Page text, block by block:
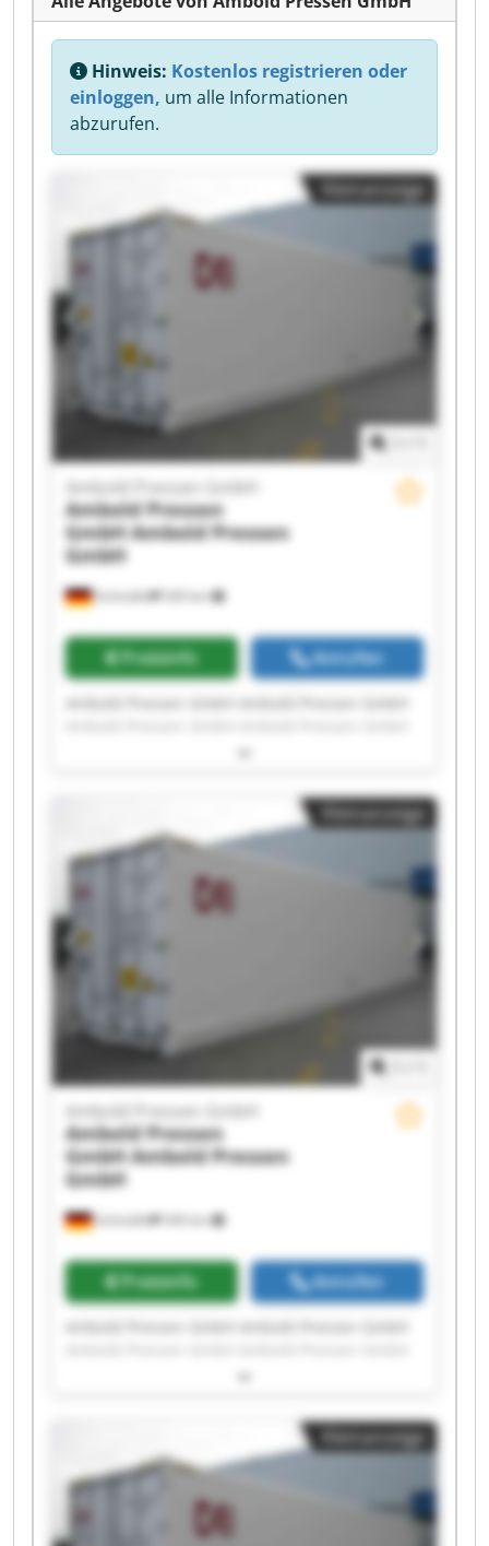
Hinweis: Kostenlos registrieren oder
einloggen, um alle Informationen
abzurufen.
Kleinanzeige
Schmölln 545 km
Ambold Pressen GmbH
Ambold Pressen
GmbHAmbold Pressen
GmbH
Preisinfo Anrufen
Ambold Pressen GmbH Ambold Pressen GmbH
Ambold Pressen GmbH Ambold Pressen GmbH
Ambold Pressen GmbH Ambold Pressen GmbH
Ambold Pressen GmbH Ambold Pressen GmbH
Ambold Pressen GmbH Ambold Pressen GmbH
Ambold Pressen GmbH Ambold Pressen GmbH
Ambold Pressen GmbH Ambold Pressen GmbH
Kleinanzeige
Schmölln 545 km
Ambold Pressen GmbH
Ambold Pressen
GmbHAmbold Pressen
GmbH
Preisinfo Anrufen
Ambold Pressen GmbH Ambold Pressen GmbH
Ambold Pressen GmbH Ambold Pressen GmbH
Ambold Pressen GmbH Ambold Pressen GmbH
Ambold Pressen GmbH Ambold Pressen GmbH
Ambold Pressen GmbH Ambold Pressen GmbH
Ambold Pressen GmbH Ambold Pressen GmbH
Ambold Pressen GmbH Ambold Pressen GmbH
Kleinanzeige